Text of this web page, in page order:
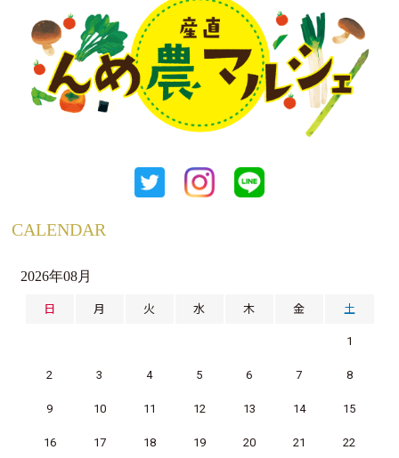
CALENDAR
2026年08月
日 月 火 水 木 金 土
1
2 3 4 5 6 7 8
9 10 11 12 13 14 15
16 17 18 19 20 21 22